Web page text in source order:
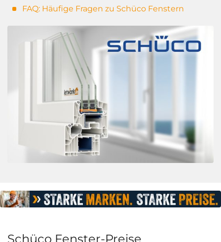
FAQ: Häufige Fragen zu Schüco Fenstern
Schüco Fenster-Preise